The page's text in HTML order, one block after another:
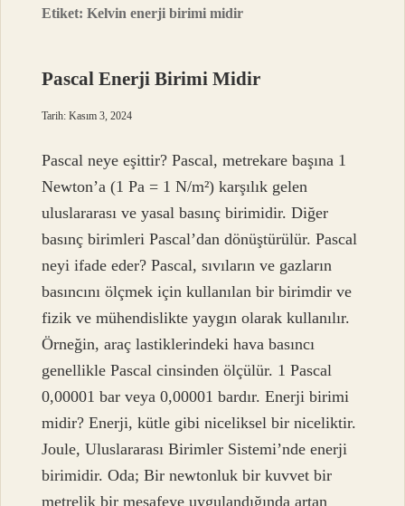
Etiket:Kelvin enerji birimi midir
Pascal Enerji Birimi Midir
Tarih: Kasım 3, 2024
Pascal neye eşittir? Pascal, metrekare başına 1
Newton’a (1 Pa = 1 N/m²) karşılık gelen
uluslararası ve yasal basınç birimidir. Diğer
basınç birimleri Pascal’dan dönüştürülür. Pascal
neyi ifade eder? Pascal, sıvıların ve gazların
basıncını ölçmek için kullanılan bir birimdir ve
fizik ve mühendislikte yaygın olarak kullanılır.
Örneğin, araç lastiklerindeki hava basıncı
genellikle Pascal cinsinden ölçülür. 1 Pascal
0,00001 bar veya 0,00001 bardır. Enerji birimi
midir? Enerji, kütle gibi niceliksel bir niceliktir.
Joule, Uluslararası Birimler Sistemi’nde enerji
birimidir. Oda; Bir newtonluk bir kuvvet bir
metrelik bir mesafeye uygulandığında artan